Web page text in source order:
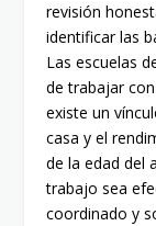
revisión
identificar las
Las escuelas
de trabajar
existe un
casa y el
de la edad del
trabajo sea
coordinado y